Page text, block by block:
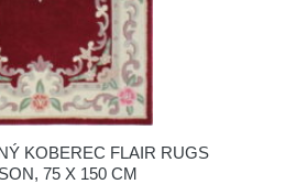
KOBEREC FLAIR RUGS
75 X 150 CM